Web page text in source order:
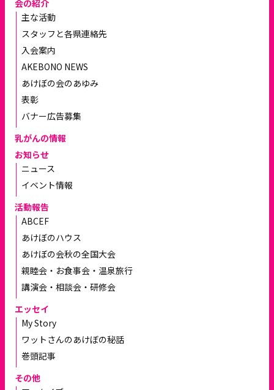
会の紹介
主な活動
スタッフと各県連絡先
入会案内
AKEBONO NEWS
あけぼの会のあゆみ
表彰
バナー広告募集
乳がんの情報
お知らせ
ニュース
イベント情報
活動報告
ABCEF
あけぼのハウス
あけぼの会秋の全国大会
親睦会・お食事会・温泉旅行
講演会・相談会・研修会
エッセイ
My Story
ワットさんのあけぼの秘話
巻頭記事
その他